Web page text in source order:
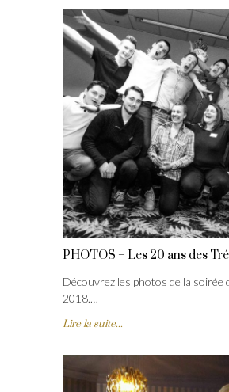
PHOTOS – Les 20 ans des
Découvrez les photos de la soirée
2018.…
Lire la suite...